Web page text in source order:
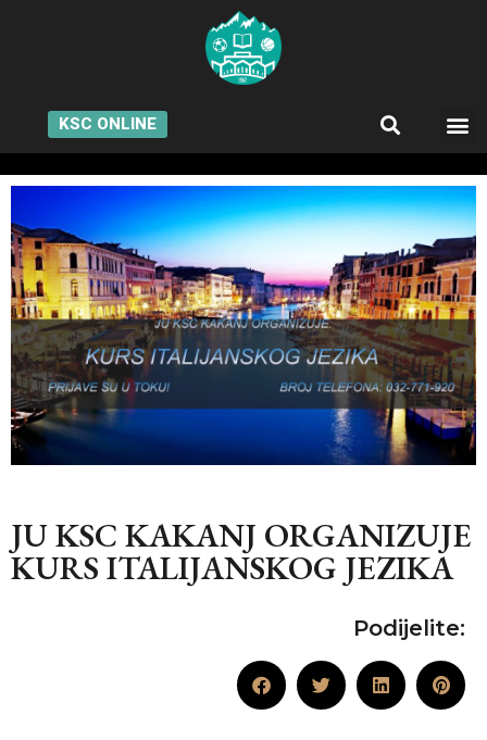
KSC ONLINE
JU KSC KAKANJ ORGANIZUJE
KURS ITALIJANSKOG JEZIKA
Podijelite: